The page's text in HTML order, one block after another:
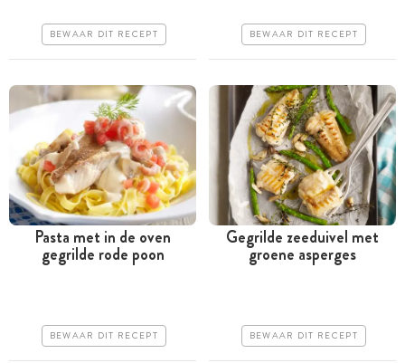
BEWAAR DIT RECEPT Erg makkelijk
BEWAAR DIT RECEPT
Tussen 30 minuten en 1
Pasta met in de oven
gegrilde rode poon
BEWAAR DIT RECEPT
Minder dan 30 minuten
Erg makkelijk
Gegrilde zeeduivel met
groene asperges
BEWAAR DIT RECEPT